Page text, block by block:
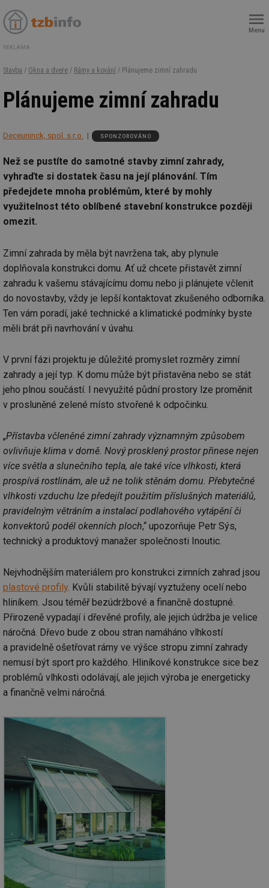
Menu
REKLAMA
Stavba / Okna a dveře / Rámy a kování / Plánujeme zimní zahradu
Plánujeme zimní zahradu
Deceuninck, spol. s r.o. SPONZOROVÁNO
Než se pustíte do samotné stavby zimní zahrady,
vyhraďte si dostatek času na její plánování. Tím
předejdete mnoha problémům, které by mohly
využitelnost této oblíbené stavební konstrukce později
omezit.
Zimní zahrada by měla být navržena tak, aby plynule
doplňovala konstrukci domu. Ať už chcete přistavět zimní
zahradu k vašemu stávajícímu domu nebo ji plánujete včlenit
do novostavby, vždy je lepší kontaktovat zkušeného odborníka.
Ten vám poradí, jaké technické a klimatické podmínky byste
měli brát při navrhování v úvahu.
V první fázi projektu je důležité promyslet rozměry zimní
zahrady a její typ. K domu může být přistavěna nebo se stát
jeho plnou součástí. I nevyužité půdní prostory lze proměnit
v prosluněné zelené místo stvořené k odpočinku.
„Přístavba včleněné zimní zahrady významným způsobem
ovlivňuje klima v domě. Nový prosklený prostor přinese nejen
více světla a slunečního tepla, ale také více vlhkosti, která
prospívá rostlinám, ale už ne tolik stěnám domu. Přebytečné
vlhkosti vzduchu lze předejít použitím příslušných materiálů,
pravidelným větráním a instalací podlahového vytápění či
konvektorů podél okenních ploch,“ upozorňuje Petr Sýs,
technický a produktový manažer společnosti Inoutic.
Nejvhodnějším materiálem pro konstrukci zimních zahrad jsou
plastové profily. Kvůli stabilitě bývají vyztuženy ocelí nebo
hliníkem. Jsou téměř bezúdržbové a finančně dostupné.
Přirozeně vypadají i dřevěné profily, ale jejich údržba je velice
náročná. Dřevo bude z obou stran namáháno vlhkostí
a pravidelně ošetřovat rámy ve výšce stropu zimní zahrady
nemusí být sport pro každého. Hliníkové konstrukce sice bez
problémů vlhkosti odolávají, ale jejich výroba je energeticky
a finančně velmi náročná.